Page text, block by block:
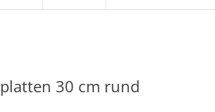
30 cm rund